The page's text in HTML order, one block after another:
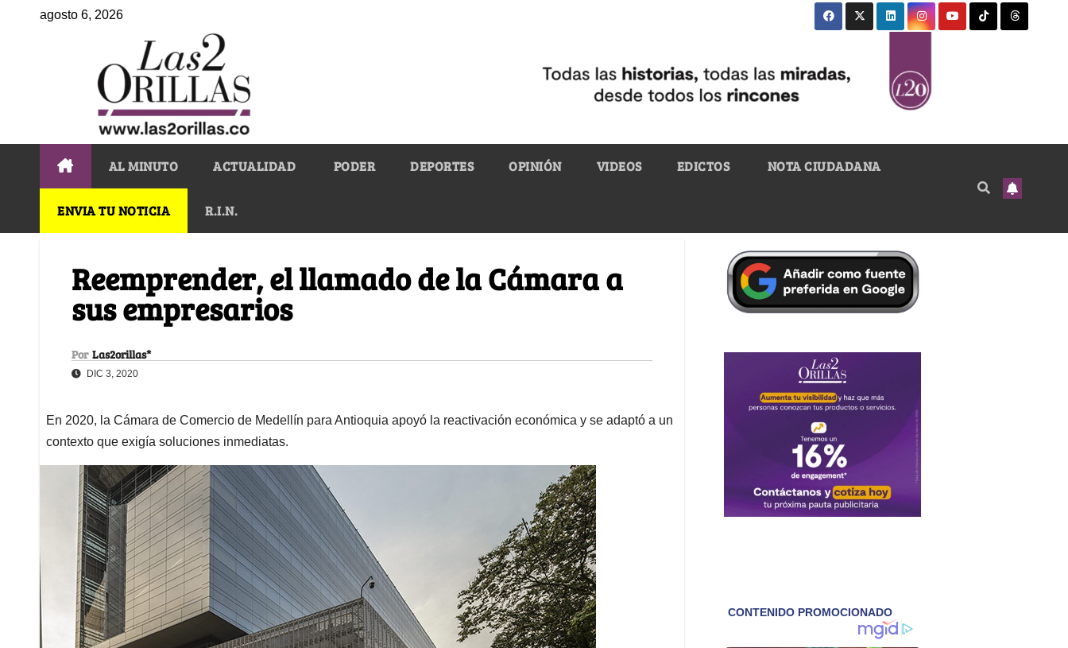
agosto 6, 2026
AL MINUTO ACTUALIDAD PODER DEPORTES OPINIÓN VIDEOS EDICTOS NOTA CIUDADANA
ENVIA TU NOTICIA R.I.N.
Reemprender, el llamado de la Cámara a
sus empresarios
Por Las2orillas*
DIC 3, 2020
En 2020, la Cámara de Comercio de Medellín para Antioquia apoyó la reactivación económica y se adaptó a un
contexto que exigía soluciones inmediatas.